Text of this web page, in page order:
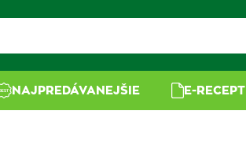
NAJPREDÁVANEJŠIE E-RECEPT